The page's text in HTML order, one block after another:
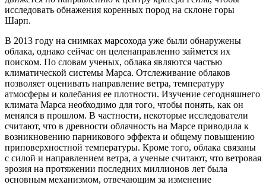
исследовать обнажения коренных пород на склоне горы
Шарп.
В 2013 году на снимках марсохода уже были обнаружены
облака, однако сейчас он целенаправленно займется их
поиском. По словам ученых, облака являются частью
климатической системы Марса. Отслеживание облаков
позволяет оценивать направление ветра, температуру
атмосферы и колебания ее плотности. Изучение сегодняшнего
климата Марса необходимо для того, чтобы понять, как он
менялся в прошлом. В частности, некоторые исследователи
считают, что в древности облачность на Марсе приводила к
возникновению парникового эффекта и общему повышению
приповерхностной температуры. Кроме того, облака связаны
с силой и направлением ветра, а ученые считают, что ветровая
эрозия на протяжении последних миллионов лет была
основным механизмом, отвечающим за изменение